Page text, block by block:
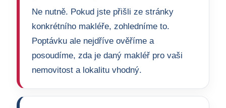
Ne nutně. Pokud jste přišli ze stránky
konkrétního makléře, zohledníme to.
Poptávku ale nejdříve ověříme a
posoudíme, zda je daný makléř pro vaši
nemovitost a lokalitu vhodný.